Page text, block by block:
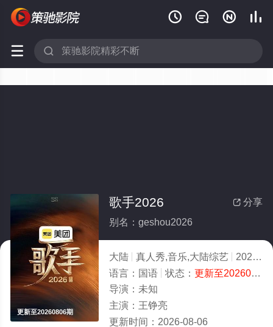
   
 
更新至20260806期
 分享
歌手2026
别名：geshou2026
大陆 真人秀,音乐,大陆综艺 2026
语言： 国语 状态： 更新至20260806期
导演： 未知
主演： 王铮亮
更新时间： 2026-08-06